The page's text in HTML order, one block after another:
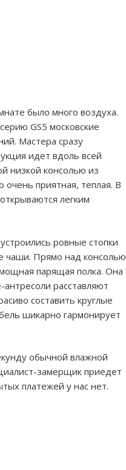
было много воздуха.
GS5 московские
Мастера сразу
идет вдоль всей
низкой консолью из
приятная, теплая. В
легким
ровные стопки
чаши. Прямо над консолью
парящая полка. Она
расставляют
составить круглые
шикарно гармонирует
обычной влажной
замерщик приедет
платежей у нас нет.